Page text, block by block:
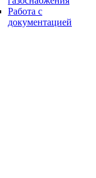
Работа с
документацией